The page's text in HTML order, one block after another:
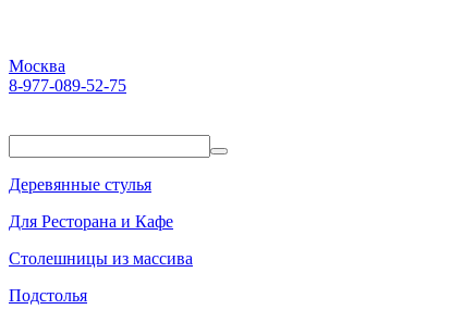
Москва
8-977-089-52-75
Деревянные стулья
Для Ресторана и Кафе
Столешницы из массива
Подстолья